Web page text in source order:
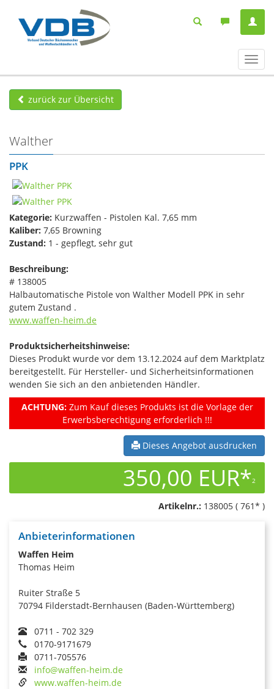
ein-/
zurück zur Übersicht
Walther
PPK
Kategorie: Kurzwaffen - Pistolen Kal. 7,65 mm
Kaliber: 7,65 Browning
Zustand: 1 - gepflegt, sehr gut
Beschreibung:
# 138005
Halbautomatische Pistole von Walther Modell PPK in sehr
gutem Zustand .
www.waffen-heim.de
Produktsicherheitshinweise:
Dieses Produkt wurde vor dem 13.12.2024 auf dem Marktplatz
bereitgestellt. Für Hersteller- und Sicherheitsinformationen
wenden Sie sich an den anbietenden Händler.
ACHTUNG:Zum Kauf dieses Produkts ist die Vorlage der
Erwerbsberechtigung erforderlich !!!
Dieses Angebot ausdrucken
350,00 EUR*2
Artikelnr.: 138005 ( 761* )
Anbieterinformationen
Waffen Heim
Thomas Heim
Ruiter Straße 5
70794 Filderstadt-Bernhausen (Baden-Württemberg)
0711 - 702 329
0170-9171679
0711-705576
info@waffen-heim.de
www.waffen-heim.de